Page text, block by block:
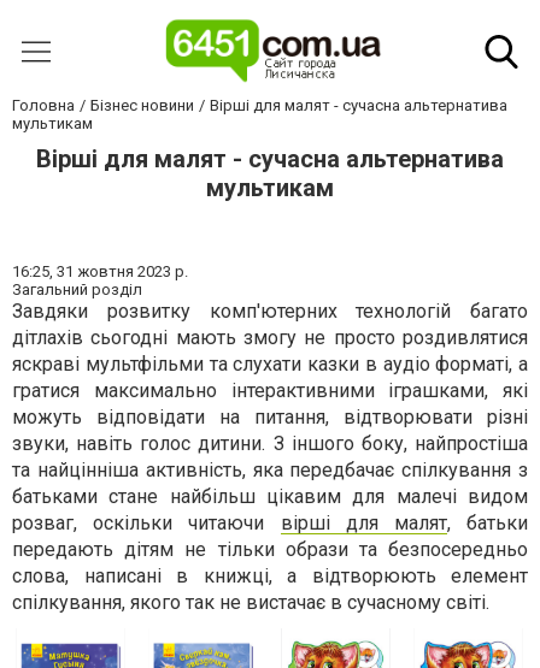
Головна Бізнес новини
Вірші для малят - сучасна альтернатива
мультикам
Вірші для малят - сучасна альтернатива
мультикам
16:25, 31 жовтня 2023 р.
Загальний розділ
Завдяки розвитку комп'ютерних технологій багато
дітлахів сьогодні мають змогу не просто роздивлятися
яскраві мультфільми та слухати казки в аудіо форматі, а
гратися максимально інтерактивними іграшками, які
можуть відповідати на питання, відтворювати різні
звуки, навіть голос дитини. З іншого боку, найпростіша
та найцінніша активність, яка передбачає спілкування з
батьками стане найбільш цікавим для малечі видом
розваг, оскільки читаючи вірші для малят, батьки
передають дітям не тільки образи та безпосередньо
слова, написані в книжці, а відтворюють елемент
спілкування, якого так не вистачає в сучасному світі.